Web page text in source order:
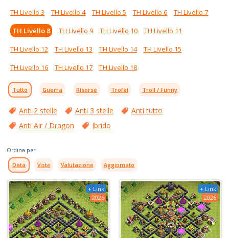
TH Livello 3 TH Livello 4 TH Livello 5 TH Livello 6
TH Livello 7
TH Livello 8
TH Livello 9 TH Livello 10
TH Livello 11
TH Livello 12
TH Livello 13 TH Livello 14
TH Livello 15
TH Livello 16
TH Livello 17 TH Livello 18
Tutto Guerra Risorse Trofei Troll / Funny
Anti 2 stelle Anti 3 stelle
Anti tutto
Anti Air / Dragon
Ibrido
Ordina per:
Data Viste Valutazione Aggiornato
+ Link
2026
+ Link
2026